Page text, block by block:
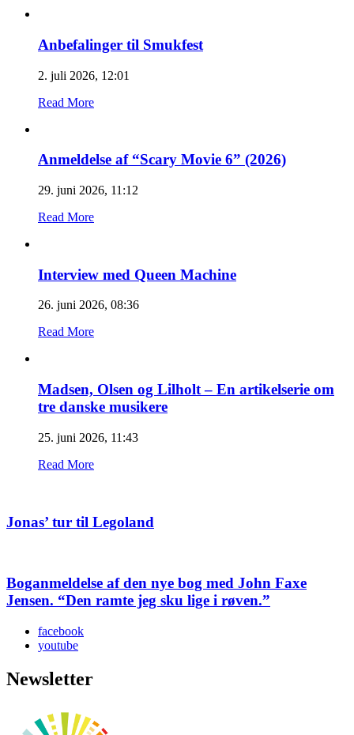
Anbefalinger til Smukfest
2. juli 2026, 12:01
Read More
Anmeldelse af “Scary Movie 6” (2026)
29. juni 2026, 11:12
Read More
Interview med Queen Machine
26. juni 2026, 08:36
Read More
Madsen, Olsen og Lilholt – En artikelserie om
tre danske musikere
25. juni 2026, 11:43
Read More
Jonas’ tur til Legoland
Boganmeldelse af den nye bog med John Faxe
Jensen. “Den ramte jeg sku lige i røven.”
facebook
youtube
Newsletter